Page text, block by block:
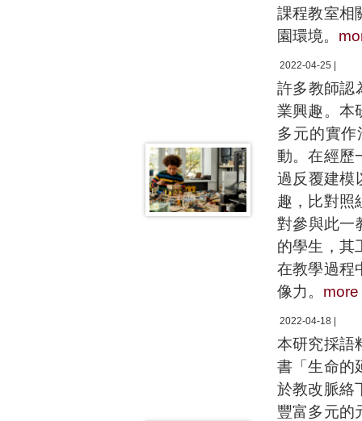
課程教室相
園環境。
2022-04-25 |
許多教師認
業興趣。本
多元的實
動。在經歷
過反覆建模
趣，比對照
對參與此一
的學生，其
在教學過程
像力。 more
2022-04-18 |
本研究採語
書「生命的
於教改脈絡
豐富多元的